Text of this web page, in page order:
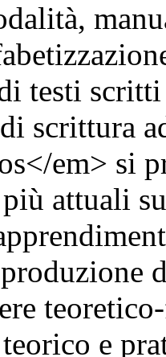
testi
scrittura
em> si
attuali
e